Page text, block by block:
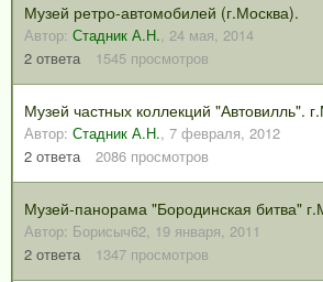
Музей ретро-автомобилей (г.Москва).
Автор: Стадник А.Н., 24 мая, 2014
2 ответа 1545 просмотров
Музей частных коллекций "Автовилль".
Автор: Стадник А.Н., 7 февраля, 2012
2 ответа 2086 просмотров
Музей-панорама "Бородинская битва"
Автор: Борисыч62, 19 января, 2011
2 ответа 1347 просмотров